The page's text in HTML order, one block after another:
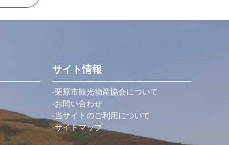
サイト情報
栗原市観光物産協会について
お問い合わせ
当サイトのご利用について
サイトマップ